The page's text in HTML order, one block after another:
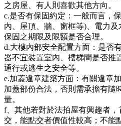
之房屋、有人則喜歡其他方向。
c.是否有保固約定：一般而言，
內、屋頂、牆、窗框等)、電力
保固之期限及限額是否合理。
d.大樓內部安全配置方面：是否
器不宜裝置室內、樓梯間是否推
通行或逃生之安全等。
e.加蓋違章建築方面：有關違章
加蓋部份合法，否則需承擔有隨
量。
f、其他若對於法拍屋有興趣者
交，能點交者價值性較高；不能